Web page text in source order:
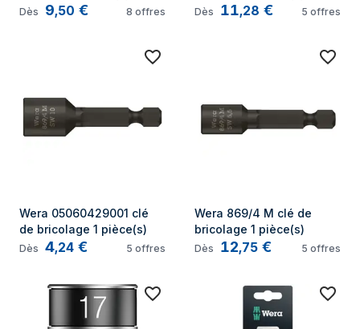
Dès 9,50 € 8 offres Dès 11,28 € 5 offres
Wera 05060429001 clé
de bricolage 1 pièce(s)
Dès 4,24 € 5 offres
Wera 869/4 M clé de
bricolage 1 pièce(s)
Dès 12,75 € 5 offres